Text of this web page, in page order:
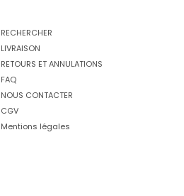
RECHERCHER
LIVRAISON
RETOURS ET ANNULATIONS
FAQ
NOUS CONTACTER
CGV
Mentions légales